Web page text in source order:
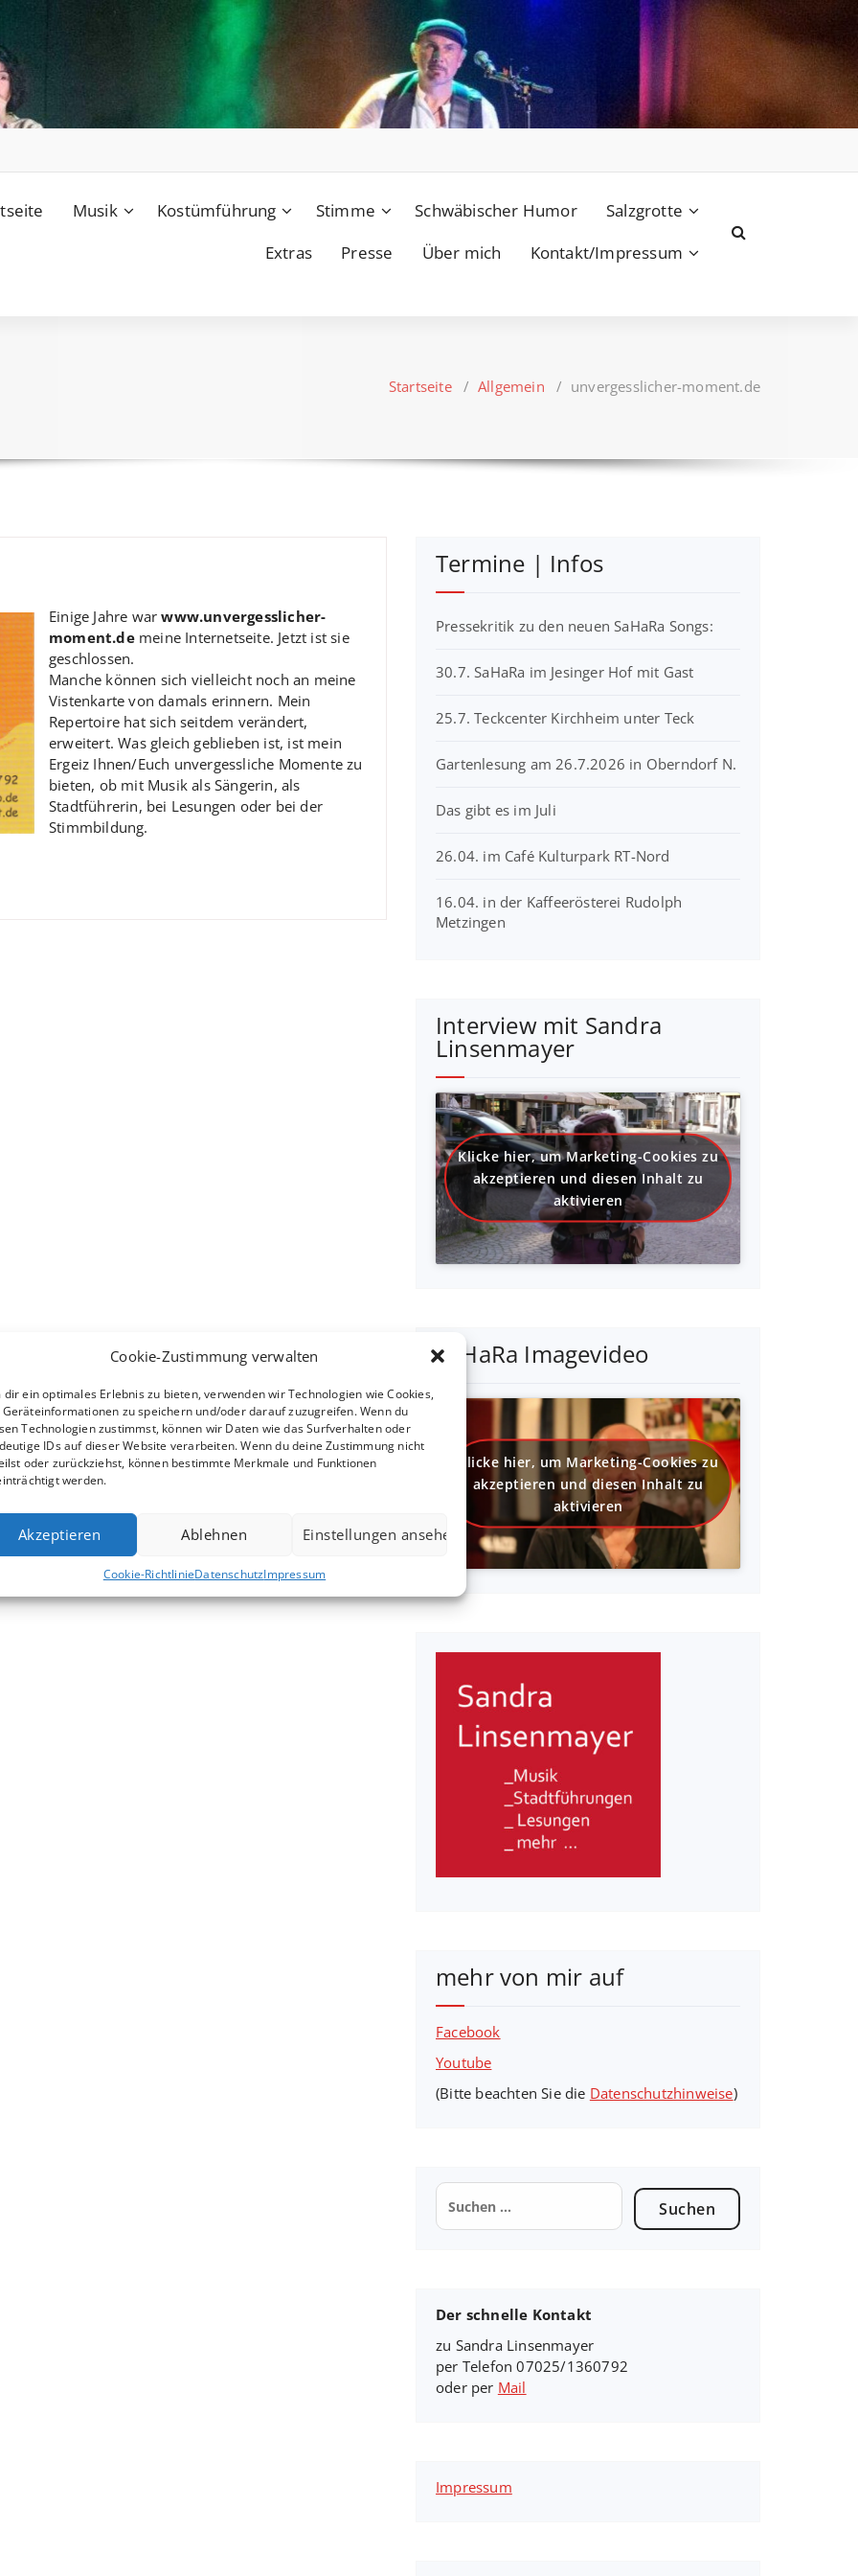
Cookie-Zustimmung verwalten
dir ein optimales Erlebnis zu bieten, verwenden wir Technologien wie Cookies,
Geräteinformationen zu speichern und/oder darauf zuzugreifen. Wenn du
Technologien zustimmst, können wir Daten wie das Surfverhalten oder
IDs auf dieser Website verarbeiten. Wenn du deine Zustimmung nicht
oder zurückziehst, können bestimmte Merkmale und Funktionen
werden.
Akzeptieren Ablehnen Einstellungen ansehen
Cookie-RichtlinieDatenschutzImpressum
Musik Kostümführung Stimme Schwäbischer Humor
Salzgrotte
Extras
Presse Über mich Kontakt/Impressum
Startseite/ Allgemein / unvergesslicher-moment.de
Einige Jahre warwww.unvergesslicher-
moment.demeine Internetseite. Jetzt ist sie
geschlossen.
Manche können sich vielleicht noch an meine
Vistenkarte von damals erinnern. Mein
Repertoire hat sich seitdem verändert,
erweitert. Was gleich geblieben ist, ist mein
Ergeiz Ihnen/Euch unvergessliche Momente zu
bieten, ob mit Musik als Sängerin, als
Stadtführerin, bei Lesungen oder bei der
Stimmbildung.
Termine | Infos
Pressekritik zu den neuen SaHaRa Songs:
30.7. SaHaRa im Jesinger Hof mit Gast
25.7. Teckcenter Kirchheim unter Teck
Gartenlesung am 26.7.2026 in Oberndorf N.
Das gibt es im Juli
26.04. im Café Kulturpark RT-Nord
16.04. in der Kaffeerösterei Rudolph
Metzingen
Interview mit Sandra
Linsenmayer
Klicke hier, um Marketing-Cookies zu
akzeptieren und diesen Inhalt zu
aktivieren
SaHaRa Imagevideo
Klicke hier, um Marketing-Cookies zu
akzeptieren und diesen Inhalt zu
aktivieren
mehr von mir auf
Facebook
Youtube
(Bitte beachten Sie die Datenschutzhinweise)
Suchen
nach:
Der schnelle Kontakt
zu Sandra Linsenmayer
per Telefon 07025/1360792
oder per Mail
Impressum